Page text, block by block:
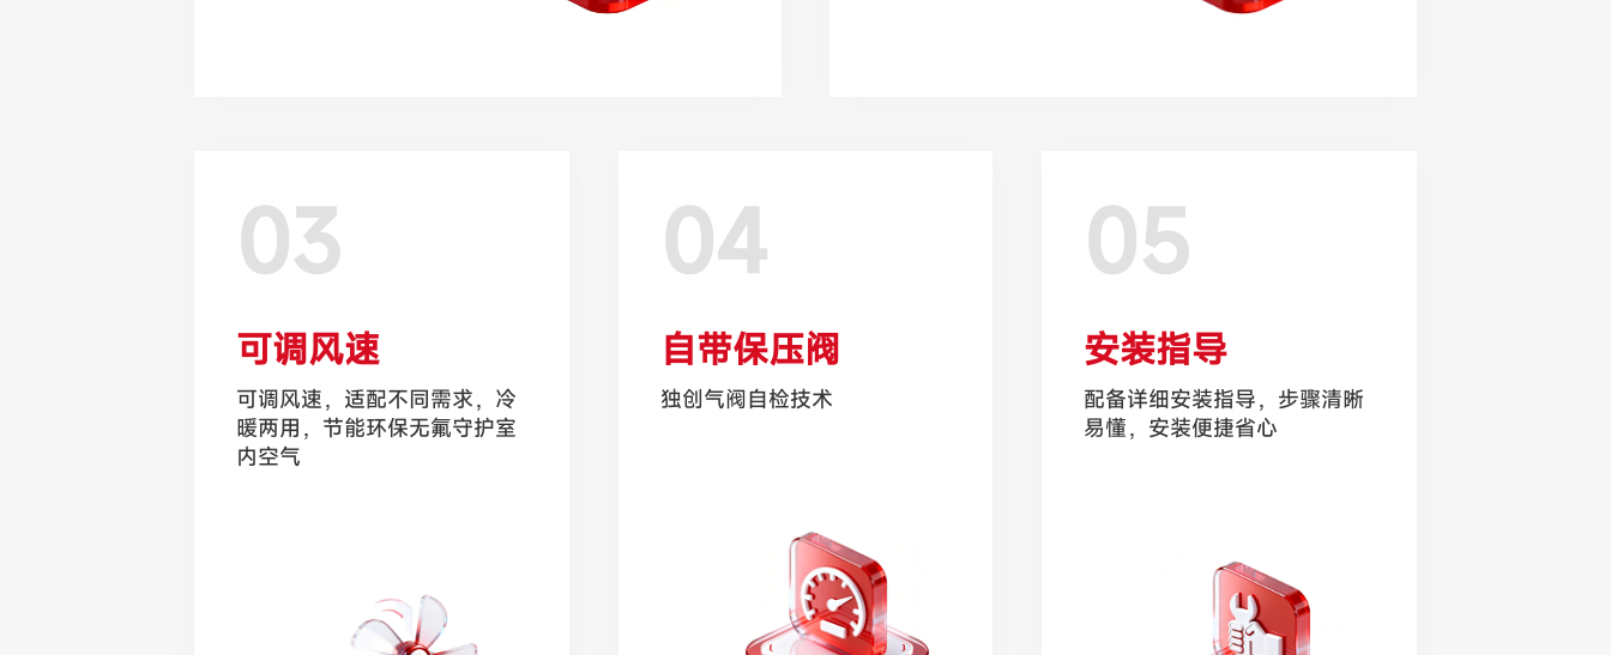
03
可调风速
可调风速，适配不同需求，冷
暖两用，节能环保无氟守护室
内空气
04
自带保压阀
独创气阀自检技术
05
安装指导
配备详细安装指导，步骤清晰
易懂，安装便捷省心